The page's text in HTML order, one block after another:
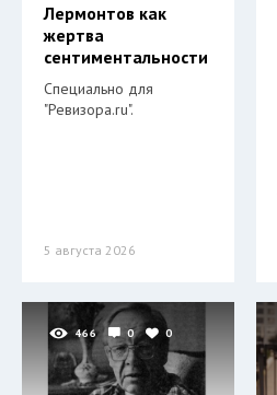
Лермонтов как
жертва
сентиментальности
Специально для
"Ревизора.ru".
5 августа 2026
466 0 0